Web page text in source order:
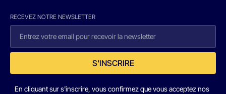
RECEVEZ NOTRE NEWSLETTER
S'INSCRIRE
En cliquant sur s'inscrire, vous confirmez que vous acceptez nos